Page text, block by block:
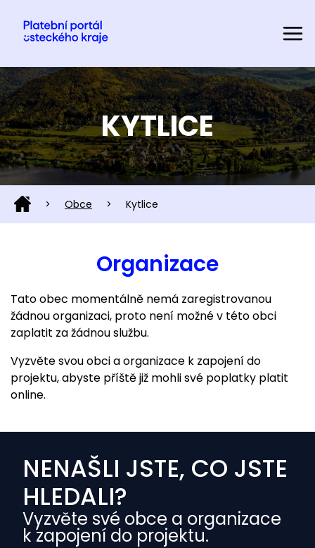
KYTLICE
> Obce > Kytlice
Organizace
Tato obec momentálně nemá zaregistrovanou
žádnou organizaci, proto není možné v této obci
zaplatit za žádnou službu.
Vyzvěte svou obci a organizace k zapojení do
projektu, abyste příště již mohli své poplatky platit
online.
NENAŠLI JSTE, CO JSTE
HLEDALI?
Vyzvěte své obce a organizace
k zapojení do projektu.